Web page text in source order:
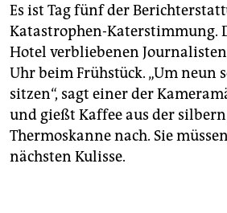
Es ist Tag fünf der
Katastrophen-Katerstimmung.
Hotel verbliebenen
Uhr beim Frühstück. „Um neun
sitzen“, sagt einer der
und gießt Kaffee aus der
Thermoskanne nach. Sie
nächsten Kulisse.